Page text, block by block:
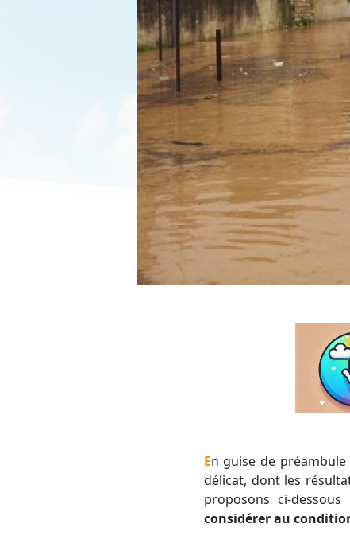
En guise de préambule à cet article, il est important d'évoquer que la prévision saisonnière est un exercice
délicat, dont les
proposons ci-
considérer au